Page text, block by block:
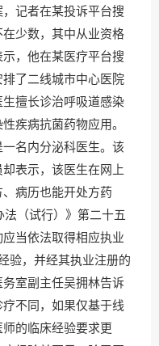
记者在某投诉平台搜
少数，其中从业资格
，他在某医疗平台搜
了二线城市中心医院
擅长诊治呼吸道感染
疾病抗菌药物应用。
名内分泌科医生。该
表示，该医生在网上
病历也能开处方药
（试行）》第二十五
当依法取得相应执业
验，并经其执业注册的
室副主任吴拥林告诉
不同，如果仅基于线
师的临床经验要求更